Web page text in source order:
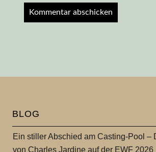
BLOG
Ein stiller Abschied am Casting-Pool –
von Charles Jardine auf der EWF 2026